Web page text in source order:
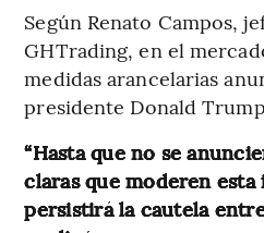
Según Renato Campos,
GHTrading, en el
medidas arancelarias
presidente Donald
“Hasta que no se
claras que moderen
persistirá la cautela